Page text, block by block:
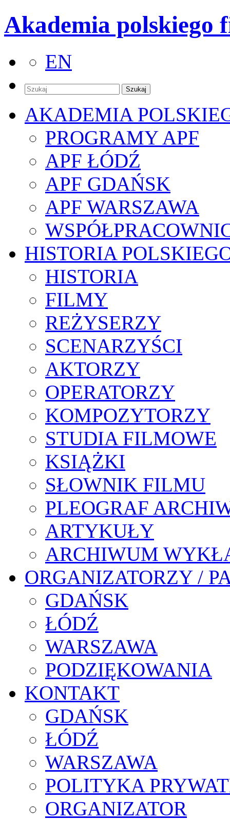
Akademia polskiego
EN
AKADEMIA
PROGRAMY APF
APF ŁÓDŹ
APF GDAŃSK
APF WARSZAWA
HISTORIA
HISTORIA
FILMY
REŻYSERZY
SCENARZYŚCI
AKTORZY
OPERATORZY
KOMPOZYTORZY
STUDIA FILMOWE
KSIĄŻKI
SŁOWNIK FILMU
PLEOGRAF
ARTYKUŁY
ARCHIWUM
ORGANIZATORZY /
GDAŃSK
ŁÓDŹ
WARSZAWA
PODZIĘKOWANIA
KONTAKT
GDAŃSK
ŁÓDŹ
WARSZAWA
POLITYKA
ORGANIZATOR